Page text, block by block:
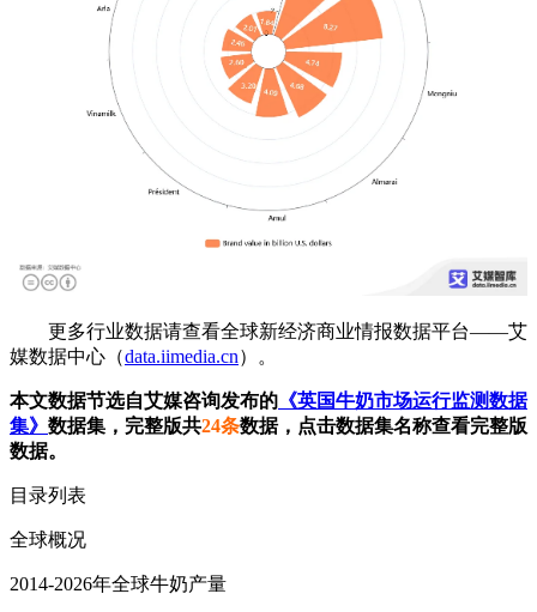
更多行业数据请查看全球新经济商业情报数据平台——艾
媒数据中心（data.iimedia.cn）。
本文数据节选自艾媒咨询发布的 《英国牛奶市场运行监测数据
集》 数据集，完整版共24条数据，点击数据集名称查看完整版
数据。
目录列表
全球概况
2014-2026年全球牛奶产量